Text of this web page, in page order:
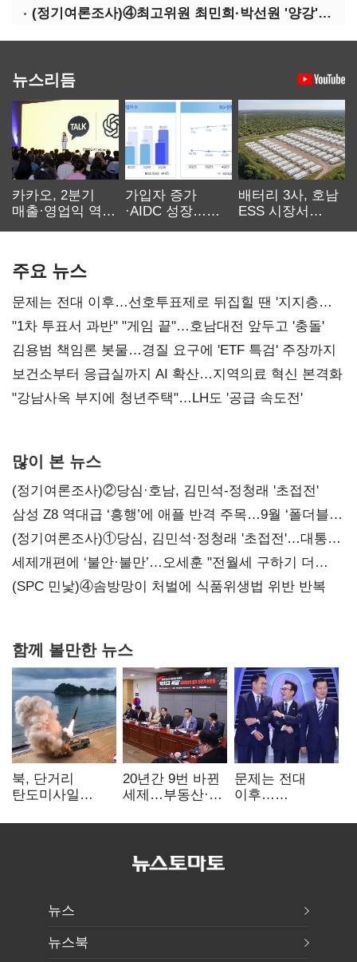
(정기여론조사)④최고위원 최민희·박선원 '양강'…서미화·이성윤·임미애 뒤이어
뉴스리듬
카카오, 2분기
매출·영업익 역대
가입자 증가
·AIDC 성장…
배터리 3사, 호남
ESS 시장서
주요 뉴스
문제는 전대 이후…선호투표제로 뒤집힐 땐 '지지층
불복'
"1차 투표서 과반" "게임 끝"…호남대전 앞두고 '충돌'
김용범 책임론 봇물…경질 요구에 'ETF 특검' 주장까지
보건소부터 응급실까지 AI 확산…지역의료 혁신 본격화
"강남사옥 부지에 청년주택"…LH도 '공급 속도전'
많이 본 뉴스
(정기여론조사)②당심·호남, 김민석-정청래 '초접전'
삼성 Z8 역대급 ‘흥행’에 애플 반격 주목…9월 ‘폴더블
대전’
(정기여론조사)①당심, 김민석·정청래 '초접전'…대통령
지지도 '50% 아래로'(종합)
세제개편에 ‘불안·불만’…오세훈 "전월세 구하기 더
힘들어질 것"
(SPC 민낯)④솜방망이 처벌에 식품위생법 위반 반복
함께 볼만한 뉴스
북, 단거리
탄도미사일
"즉각 중단 촉구"
20년간 9번 바뀐
세제…부동산·
건드렸다
문제는 전대
이후…
뒤집힐 땐
뉴스
뉴스북